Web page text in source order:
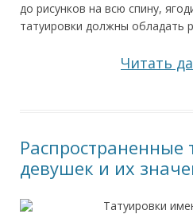
до рисунков на всю спину,
татуировки должны обладать
Читать
Распространенные
девушек и их
Татуировки